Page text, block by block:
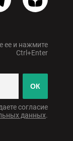
ее и нажмите
Ctrl+Enter
ОК
согласие
данных.